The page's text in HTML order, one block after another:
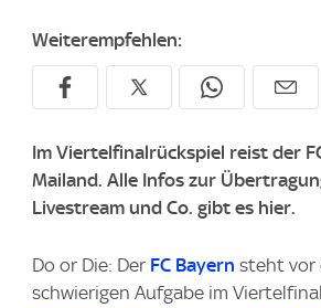
Weiterempfehlen:
Im Viertelfinalrückspiel reist der
Mailand. Alle Infos zur
Livestream und Co. gibt es hier.
Do or Die: Der FC Bayern steht vor
schwierigen Aufgabe im